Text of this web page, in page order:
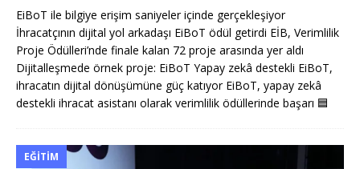
EiBoT ile bilgiye erişim saniyeler içinde gerçekleşiyor
İhracatçının dijital yol arkadaşı EiBoT ödül getirdi EİB, Verimlilik
Proje Ödülleri’nde finale kalan 72 proje arasında yer aldı
Dijitalleşmede örnek proje: EiBoT Yapay zekâ destekli EiBoT,
ihracatın dijital dönüşümüne güç katıyor EiBoT, yapay zekâ
destekli ihracat asistanı olarak verimlilik ödüllerinde başarı 🟦
EĞITIM